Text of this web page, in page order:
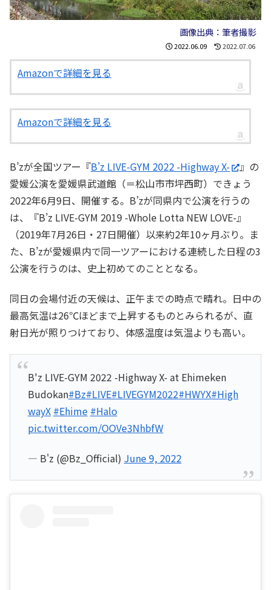
画像出典：筆者撮影
2022.06.09 2022.07.06
Amazonで詳細を見る
Amazonで詳細を見る
B’zが全国ツアー『B’z LIVE-GYM 2022 -Highway X-
』の
愛媛公演を愛媛県武道館（＝松山市市坪西町）できょう
2022年6月9日、開催する。B’zが同県内で公演を行うの
は、『B’z LIVE-GYM 2019 -Whole Lotta NEW LOVE-』
（2019年7月26日・27日開催）以来約2年10ヶ月ぶり。ま
た、B’zが愛媛県内で同一ツアーにおける連続した日程の3
公演を行うのは、史上初めてのこととなる。
同日の会場付近の天候は、正午までの時点で晴れ。日中の
最高気温は26℃ほどまで上昇するものとみられるが、直
射日光が照りつけており、体感温度は気温よりも高い。
B'z LIVE-GYM 2022 -Highway X- at Ehimeken
Budokan#Bz#LIVE#LIVEGYM2022#HWYX#High
wayX #Ehime #Halo
pic.twitter.com/OOVe3NhbfW
— B'z (@Bz_Official) June 9, 2022